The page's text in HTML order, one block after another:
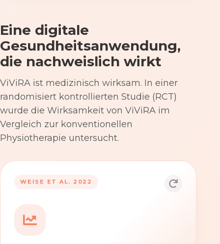
Eine digitale
Gesundheitsanwendung,
die nachweislich wirkt
ViViRA ist medizinisch wirksam. In einer
randomisiert kontrollierten Studie (RCT)
wurde die Wirksamkeit von ViViRA im
Vergleich zur konventionellen
Physiotherapie untersucht.
WEISE ET AL. 202253% nach 12 Wochen